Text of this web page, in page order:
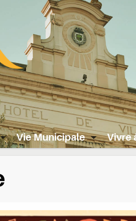
Vie Municipale Vivre